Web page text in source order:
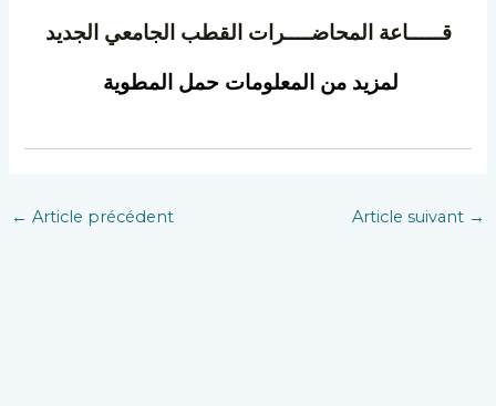
قـــــاعة المحاضــــرات القطب الجامعي الجديد
لمزيد من المعلومات حمل المطوية
← Article précédent Article suivant →